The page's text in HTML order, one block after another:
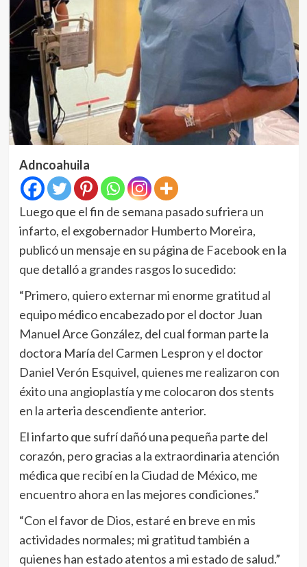
Adncoahuila
Luego que el fin de semana pasado sufriera un
infarto, el exgobernador Humberto Moreira,
publicó un mensaje en su página de Facebook en la
que detalló a grandes rasgos lo sucedido:
“Primero, quiero externar mi enorme gratitud al
equipo médico encabezado por el doctor Juan
Manuel Arce González, del cual forman parte la
doctora María del Carmen Lespron y el doctor
Daniel Verón Esquivel, quienes me realizaron con
éxito una angioplastía y me colocaron dos stents
en la arteria descendiente anterior.
El infarto que sufrí dañó una pequeña parte del
corazón, pero gracias a la extraordinaria atención
médica que recibí en la Ciudad de México, me
encuentro ahora en las mejores condiciones.”
“Con el favor de Dios, estaré en breve en mis
actividades normales; mi gratitud también a
quienes han estado atentos a mi estado de salud.”